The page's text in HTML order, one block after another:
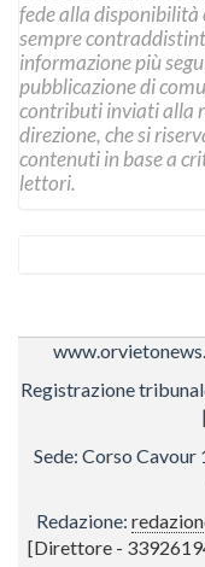
fede alla disponibilità
sempre
informazione più
pubblicazione di
contributi inviati alla
direzione, che si
contenuti in base a
lettori.
Registrazione
Sede: Corso Cavour
Redazione:
[Direttore -